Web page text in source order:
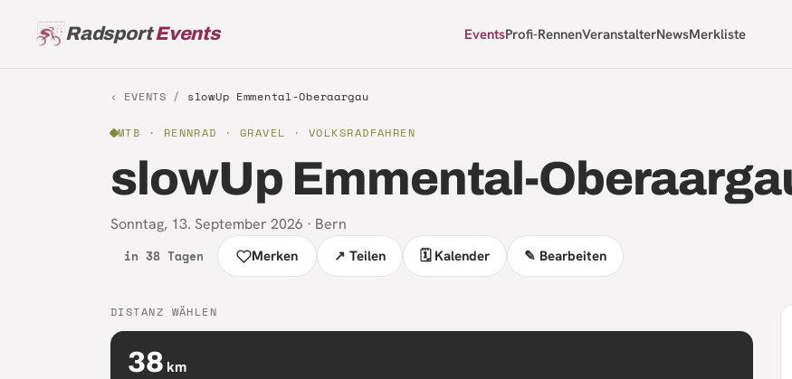
RadsportEvents EventsProfi-RennenVeranstalterNewsMerkliste
‹ EVENTS / slowUp Emmental-Oberaargau
MTB · RENNRAD · GRAVEL · VOLKSRADFAHREN
slowUp Emmental-
Sonntag, 13. September 2026 · Bern
in 38 Tagen Merken ↗ Teilen 🗓 Kalender ✎ Bearbeiten
DISTANZ WÄHLEN
38 km